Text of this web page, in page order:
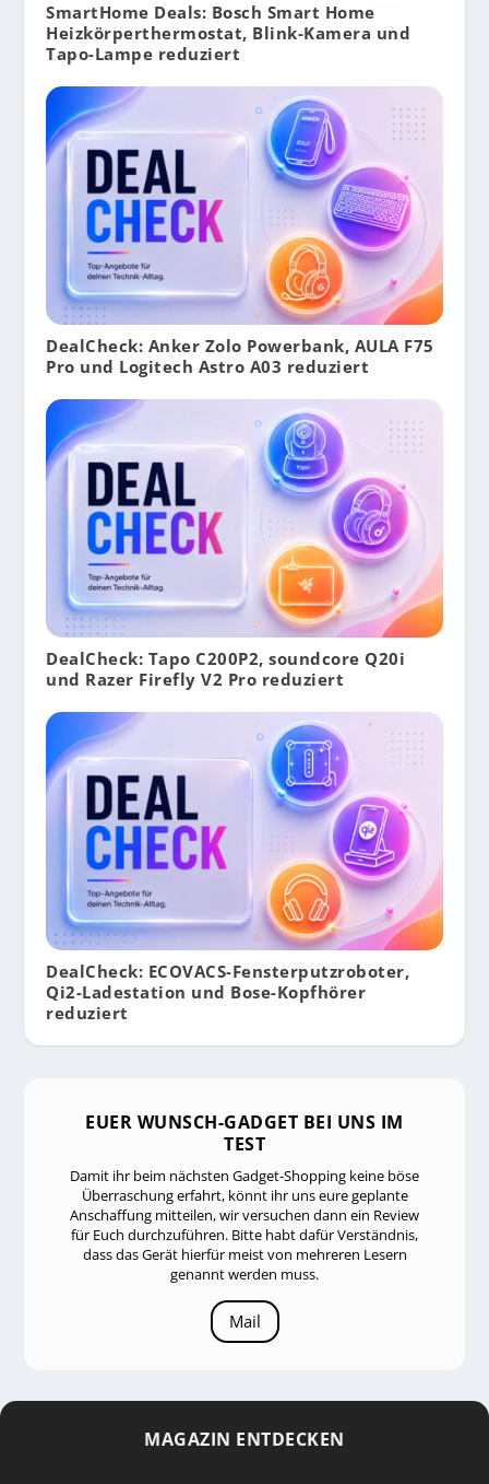
SmartHome Deals: Bosch Smart Home
Heizkörperthermostat, Blink-Kamera und
Tapo-Lampe reduziert
DealCheck: Anker Zolo Powerbank, AULA F75
Pro und Logitech Astro A03 reduziert
DealCheck: Tapo C200P2, soundcore Q20i
und Razer Firefly V2 Pro reduziert
DealCheck: ECOVACS-Fensterputzroboter,
Qi2-Ladestation und Bose-Kopfhörer
reduziert
EUER WUNSCH-GADGET BEI UNS IM
TEST
Damit ihr beim nächsten Gadget-Shopping keine böse
Überraschung erfahrt, könnt ihr uns eure geplante
Anschaffung mitteilen, wir versuchen dann ein Review
für Euch durchzuführen. Bitte habt dafür Verständnis,
dass das Gerät hierfür meist von mehreren Lesern
genannt werden muss.
Mail
MAGAZIN ENTDECKEN